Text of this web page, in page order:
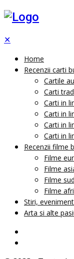
✕
Home
Recenzii carti
Cartile
Carti
Carti in
Carti in
Carti in
Carti in
Recenzii filme
Filme
Filme
Filme
Filme
Stiri,
Arta si alte